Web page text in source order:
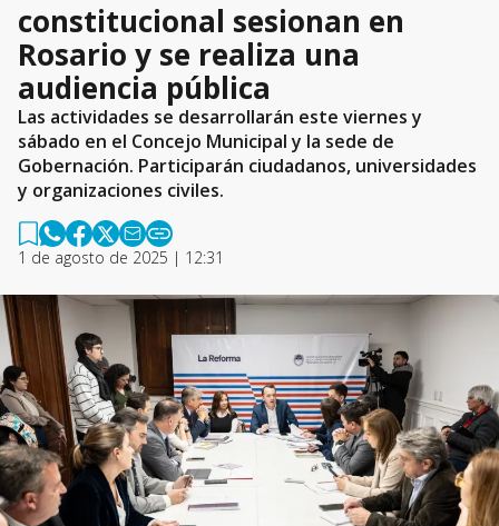
constitucional sesionan en
Rosario y se realiza una
audiencia pública
Las actividades se desarrollarán este viernes y
sábado en el Concejo Municipal y la sede de
Gobernación. Participarán ciudadanos, universidades
y organizaciones civiles.
1 de agosto de 2025 | 12:31